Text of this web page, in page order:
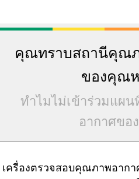
คุณทราบสถานีคุณ
ของคุณ
ทำไมไม่เข้าร่วมแผ
อากาศขอ
เครื่องตรวจสอบคุณภาพอากา